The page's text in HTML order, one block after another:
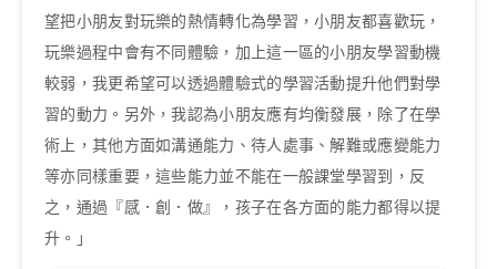
望把小朋友對玩樂的熱情轉化為學習，小朋友都喜歡玩，
玩樂過程中會有不同體驗，加上這一區的小朋友學習動機
較弱，我更希望可以透過體驗式的學習活動提升他們對學
習的動力。另外，我認為小朋友應有均衡發展，除了在學
術上，其他方面如溝通能力、待人處事、解難或應變能力
等亦同樣重要，這些能力並不能在一般課堂學習到，反
之，通過『感．創．做』，孩子在各方面的能力都得以提
升。」